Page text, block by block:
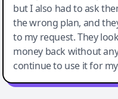
but I also had to ask
the wrong plan, and
to my request. They
money back without
continue to use it for